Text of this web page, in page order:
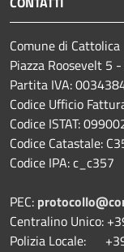
Comune di Cattolica
Piazza Roosevelt 5
Partita IVA:
Codice Ufficio
Codice ISTAT:
Codice Catastale:
Codice IPA: c_c357
PEC:
Centralino Unico:
Polizia Locale: